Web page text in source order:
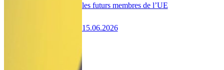
les futurs membres de l’UE
15.06.2026